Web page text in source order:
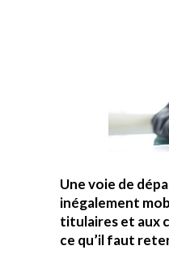
Une voie de
inégalement
titulaires et aux
ce qu’il faut